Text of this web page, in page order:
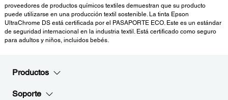
proveedores de productos químicos textiles demuestran que su producto
puede utilizarse en una producción textil sostenible. La tinta Epson
UltraChrome DS está certificada por el PASAPORTE ECO. Este es un estándar
de seguridad internacional en la industria textil. Está certificado como seguro
para adultos y niños, incluidos bebés.
Productos
Soporte